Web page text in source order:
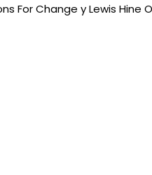
For Change y Lewis Hine